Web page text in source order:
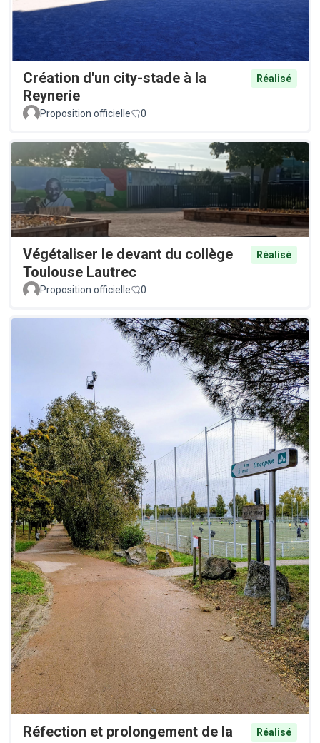
Création d'un city-stade à la
Reynerie
Réalisé
Proposition officielle 0
Végétaliser le devant du collège
Toulouse Lautrec
Réalisé
Proposition officielle 0
Réfection et prolongement de la
Réalisé